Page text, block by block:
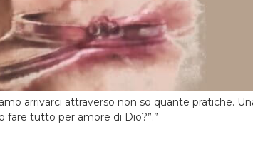
arrivarci attraverso non so quante pratiche.
tutto per amore di Dio?”.”